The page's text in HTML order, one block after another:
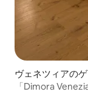
ヴェネツィアの
「Dimora